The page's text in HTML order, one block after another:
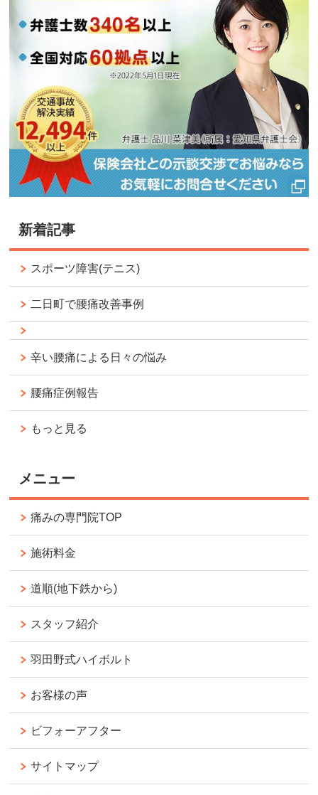
新着記事
スポーツ障害(テニス)
二日町で腰痛改善事例
辛い腰痛による日々の悩み
腰痛症例報告
もっと見る
メニュー
痛みの専門院TOP
施術料金
道順(地下鉄から)
スタッフ紹介
羽田野式ハイボルト
お客様の声
ビフォーアフター
サイトマップ